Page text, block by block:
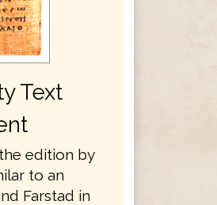
Text
edition by
to an
Farstad in